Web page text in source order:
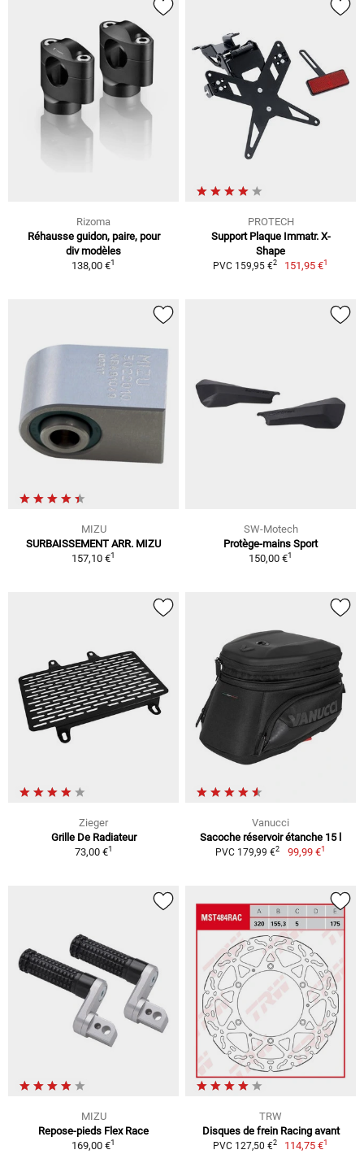
Rizoma
Réhausse guidon, paire, pour
div modèles
138,00 €1
PROTECH
Support Plaque Immatr. X-
Shape
PVC 159,95 €2 151,95 €1
MIZU
SURBAISSEMENT ARR. MIZU
157,10 €1
SW-Motech
Protège-mains Sport
150,00 €1
Zieger
Grille De Radiateur
73,00 €1
Vanucci
Sacoche réservoir étanche 15 l
PVC 179,99 €2 99,99 €1
MIZU
Repose-pieds Flex Race
169,00 €1
TRW
Disques de frein Racing avant
PVC 127,50 €2 114,75 €1